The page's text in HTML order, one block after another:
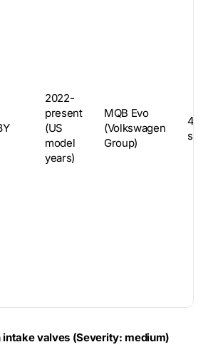
2022-
present
(US
model
years)
MQB Evo
(Volkswagen
Group)
4-
intake valves (Severity: medium)